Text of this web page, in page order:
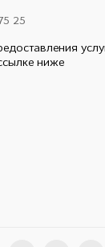
25
ниже